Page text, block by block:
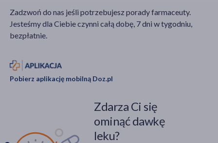
Zadzwoń do nas jeśli potrzebujesz porady farmaceuty.
Jesteśmy dla Ciebie czynni całą dobę, 7 dni w tygodniu,
bezpłatnie.
Pobierz aplikację mobilną Doz.pl
Zdarza Ci się
ominąć dawkę
leku?